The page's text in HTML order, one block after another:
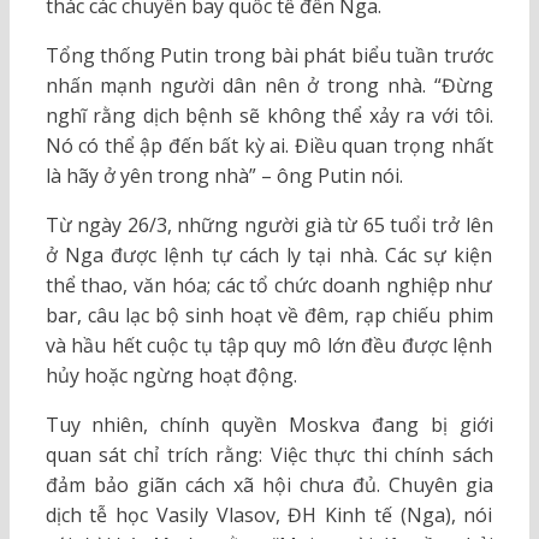
thác các chuyến bay quốc tế đến Nga.
Tổng thống Putin trong bài phát biểu tuần trước
nhấn mạnh người dân nên ở trong nhà. “Đừng
nghĩ rằng dịch bệnh sẽ không thể xảy ra với tôi.
Nó có thể ập đến bất kỳ ai. Điều quan trọng nhất
là hãy ở yên trong nhà” – ông Putin nói.
Từ ngày 26/3, những người già từ 65 tuổi trở lên
ở Nga được lệnh tự cách ly tại nhà. Các sự kiện
thể thao, văn hóa; các tổ chức doanh nghiệp như
bar, câu lạc bộ sinh hoạt về đêm, rạp chiếu phim
và hầu hết cuộc tụ tập quy mô lớn đều được lệnh
hủy hoặc ngừng hoạt động.
Tuy nhiên, chính quyền Moskva đang bị giới
quan sát chỉ trích rằng: Việc thực thi chính sách
đảm bảo giãn cách xã hội chưa đủ. Chuyên gia
dịch tễ học Vasily Vlasov, ĐH Kinh tế (Nga), nói